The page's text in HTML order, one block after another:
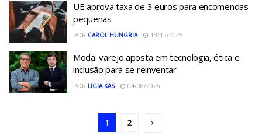
UE aprova taxa de 3 euros para encomendas
pequenas
POR CAROL HUNGRIA 13/12/2025
Moda: varejo aposta em tecnologia, ética e
inclusão para se reinventar
POR LIGIA KAS 04/08/2025
1 2